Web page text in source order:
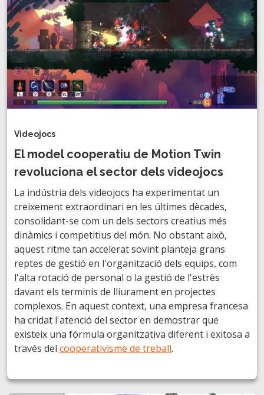
Videojocs
El model cooperatiu de Motion Twin
revoluciona el sector dels videojocs
La indústria dels videojocs ha experimentat un
creixement extraordinari en les últimes dècades,
consolidant-se com un dels sectors creatius més
dinàmics i competitius del món. No obstant això,
aquest ritme tan accelerat sovint planteja grans
reptes de gestió en l'organització dels equips, com
l'alta rotació de personal o la gestió de l'estrès
davant els terminis de lliurament en projectes
complexos. En aquest context, una empresa francesa
ha cridat l'atenció del sector en demostrar que
existeix una fórmula organitzativa diferent i exitosa a
través del cooperativisme de treball.